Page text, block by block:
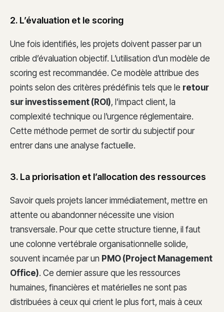
2. L’évaluation et le scoring
Une fois identifiés, les projets doivent passer par un
crible d’évaluation objectif. L’utilisation d’un modèle de
scoring est recommandée. Ce modèle attribue des
points selon des critères prédéfinis tels que le retour
sur investissement (ROI), l’impact client, la
complexité technique ou l’urgence réglementaire.
Cette méthode permet de sortir du subjectif pour
entrer dans une analyse factuelle.
3. La priorisation et l’allocation des ressources
Savoir quels projets lancer immédiatement, mettre en
attente ou abandonner nécessite une vision
transversale. Pour que cette structure tienne, il faut
une colonne vertébrale organisationnelle solide,
souvent incarnée par un PMO (Project Management
Office). Ce dernier assure que les ressources
humaines, financières et matérielles ne sont pas
distribuées à ceux qui crient le plus fort, mais à ceux